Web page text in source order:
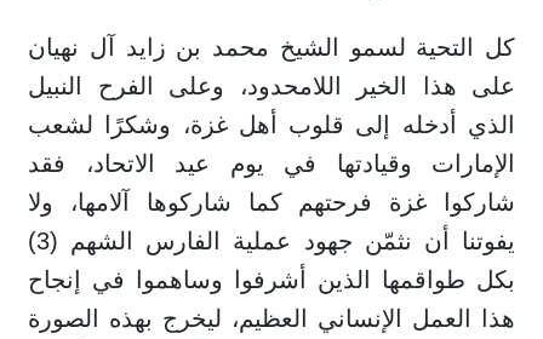
كل التحية لسمو الشيخ محمد بن زايد آل نهيان
على هذا الخير اللامحدود، وعلى الفرح النبيل
الذي أدخله إلى قلوب أهل غزة، وشكرًا لشعب
الإمارات وقيادتها في يوم عيد الاتحاد، فقد
شاركوا غزة فرحتهم كما شاركوها آلامها، ولا
يفوتنا أن نثمّن جهود عملية الفارس الشهم (3)
بكل طواقمها الذين أشرفوا وساهموا في إنجاح
هذا العمل الإنساني العظيم، ليخرج بهذه الصورة